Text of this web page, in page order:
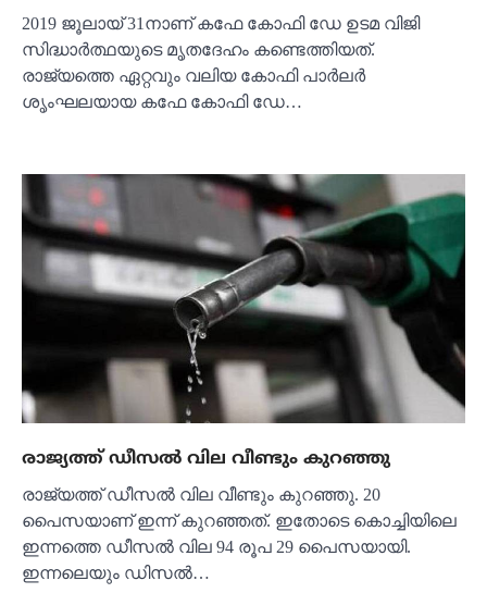
2019 ജൂലായ് 31നാണ് കഫേ കോഫി ഡേ ഉടമ വിജി
സിദ്ധാർത്ഥയുടെ മൃതദേഹം കണ്ടെത്തിയത്.
രാജ്യത്തെ ഏറ്റവും വലിയ കോഫി പാർലർ
ശൃംഘലയായ കഫേ കോഫി ഡേ…
രാജ്യത്ത് ഡീസൽ വില വീണ്ടും കുറഞ്ഞു
രാജ്യത്ത് ഡീസൽ വില വീണ്ടും കുറഞ്ഞു. 20
പൈസയാണ് ഇന്ന് കുറഞ്ഞത്. ഇതോടെ കൊച്ചിയിലെ
ഇന്നത്തെ ഡീസൽ വില 94 രൂപ 29 പൈസയായി.
ഇന്നലെയും ഡിസൽ…